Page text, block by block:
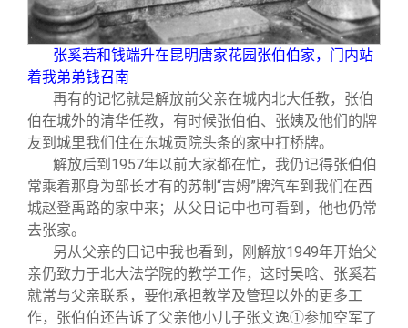
张奚若和钱端升在昆明唐家花园张伯伯家，门内站
着我弟弟钱召南
再有的记忆就是解放前父亲在城内北大任教，张伯
伯在城外的清华任教，有时候张伯伯、张姨及他们的牌
友到城里我们住在东城贡院头条的家中打桥牌。
解放后到1957年以前大家都在忙，我仍记得张伯伯
常乘着那身为部长才有的苏制“吉姆”牌汽车到我们在西
城赵登禹路的家中来；从父日记中也可看到，他也仍常
去张家。
另从父亲的日记中我也看到，刚解放1949年开始父
亲仍致力于北大法学院的教学工作，这时吴晗、张奚若
就常与父亲联系，要他承担教学及管理以外的更多工
作，张伯伯还告诉了父亲他小儿子张文逸①参加空军了